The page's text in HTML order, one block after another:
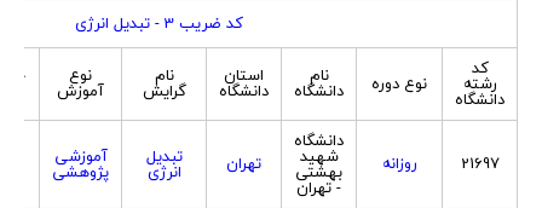
کد ضریب 3 - تبدیل انرژی
کد
رشته
دانشگاه
نوع دوره نام
دانشگاه
استان
دانشگاه
نام
گرایش
نوع
آموزش
21697 روزانه
دانشگاه
شهید
بهشتی
- تهران
تهران تبدیل
انرژی
آموزشی
پژوهشی